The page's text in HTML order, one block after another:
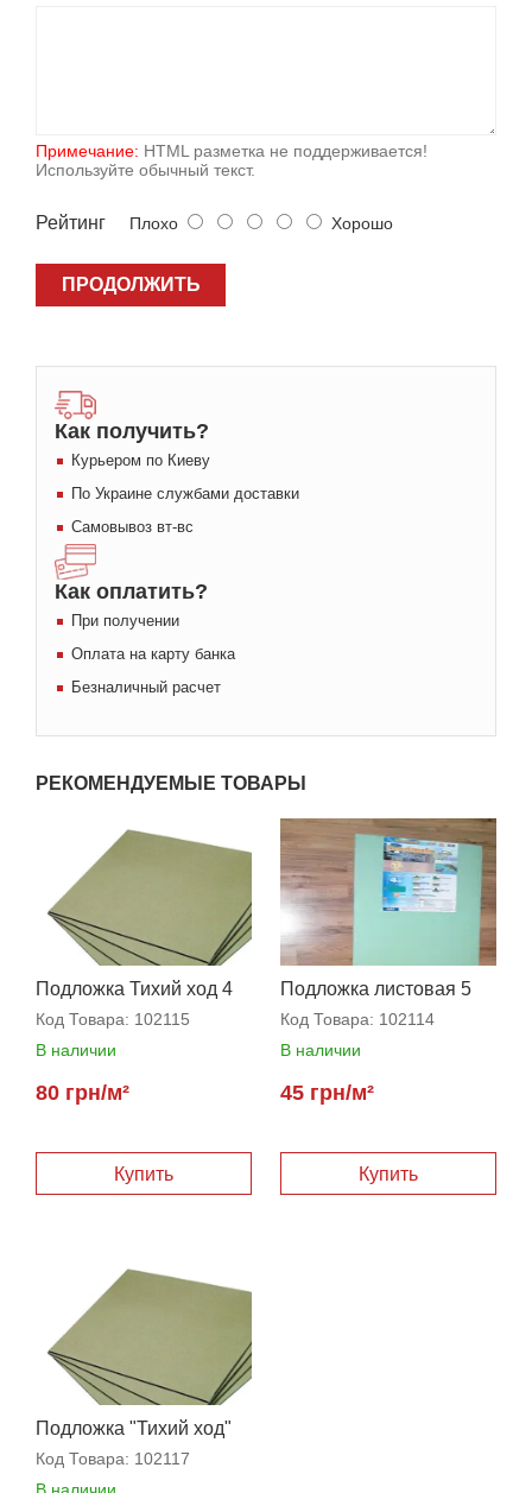
Примечание: HTML разметка не поддерживается!
Используйте обычный текст.
Рейтинг Плохо Хорошо
ПРОДОЛЖИТЬ
Как получить?
Курьером по Киеву
По Украине службами доставки
Самовывоз вт-вс
Как оплатить?
При получении
Оплата на карту банка
Безналичный расчет
РЕКОМЕНДУЕМЫЕ ТОВАРЫ
Подложка Тихий ход 4
мм
Код Товара: 102115
В наличии
80 грн/м²
Купить
Подложка листовая 5
мм
Код Товара: 102114
В наличии
45 грн/м²
Купить
Подложка "Тихий ход"
3,5 мм
Код Товара: 102117